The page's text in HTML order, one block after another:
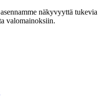
näkyvyyttä tukevia
valomainoksiin.